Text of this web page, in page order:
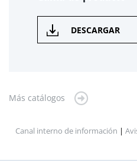
DESCARGAR
Más catálogos
Canal interno de información |